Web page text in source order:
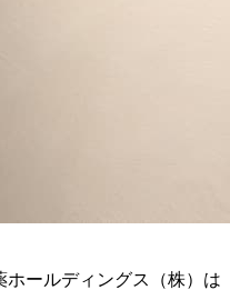
ホールディングス（株）は